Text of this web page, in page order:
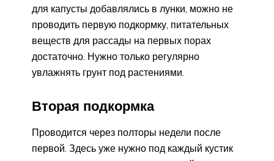
для капусты добавлялись в лунки, можно не
проводить первую подкормку, питательных
веществ для рассады на первых порах
достаточно. Нужно только регулярно
увлажнять грунт под растениями.
Вторая подкормка
Проводится через полторы недели после
первой. Здесь уже нужно под каждый кустик